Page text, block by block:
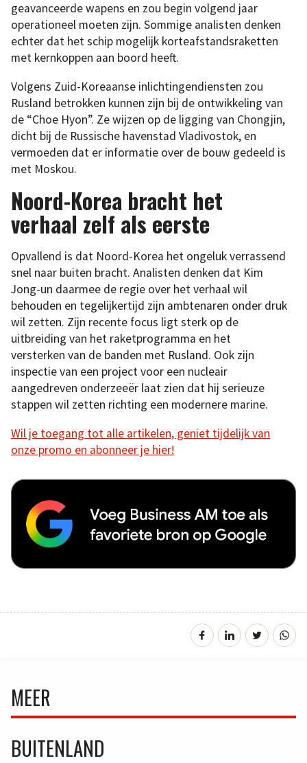
geavanceerde wapens en zou begin volgend jaar
operationeel moeten zijn. Sommige analisten denken
echter dat het schip mogelijk korteafstandsraketten
met kernkoppen aan boord heeft.
Volgens Zuid-Koreaanse inlichtingendiensten zou
Rusland betrokken kunnen zijn bij de ontwikkeling van
de “Choe Hyon”. Ze wijzen op de ligging van Chongjin,
dicht bij de Russische havenstad Vladivostok, en
vermoeden dat er informatie over de bouw gedeeld is
met Moskou.
Noord-Korea bracht het
verhaal zelf als eerste
Opvallend is dat Noord-Korea het ongeluk verrassend
snel naar buiten bracht. Analisten denken dat Kim
Jong-un daarmee de regie over het verhaal wil
behouden en tegelijkertijd zijn ambtenaren onder druk
wil zetten. Zijn recente focus ligt sterk op de
uitbreiding van het raketprogramma en het
versterken van de banden met Rusland. Ook zijn
inspectie van een project voor een nucleair
aangedreven onderzeeër laat zien dat hij serieuze
stappen wil zetten richting een modernere marine.
Wil je toegang tot alle artikelen, geniet tijdelijk van
onze promo en abonneer je hier!
MEER
BUITENLAND